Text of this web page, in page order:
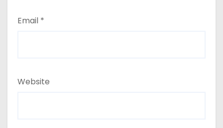
Email *
Website